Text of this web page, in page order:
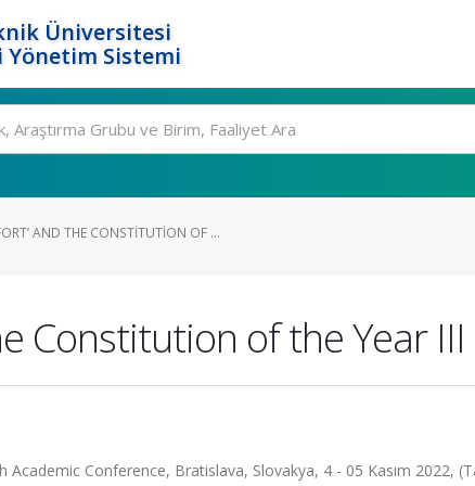
Üniversitesi
Yönetim Sistemi
AND THE CONSTITUTION OF ...
Constitution of the Year III
Conference, Bratislava, Slovakya, 4 - 05 Kasım 2022,